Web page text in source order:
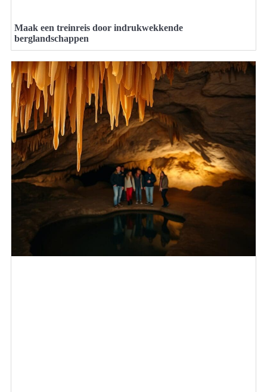
Maak een treinreis door indrukwekkende
berglandschappen